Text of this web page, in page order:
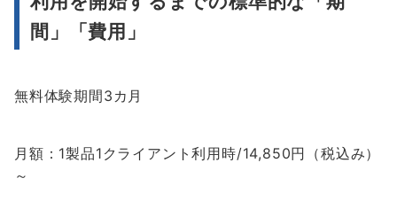
間」「費用」
無料体験期間3カ月
月額：1製品1クライアント利用時/14,850円（税込み）
～